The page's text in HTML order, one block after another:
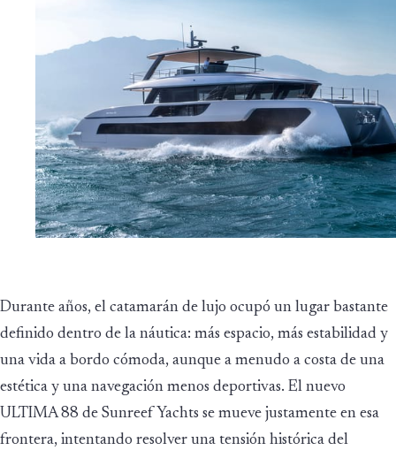
Durante años, el catamarán de lujo ocupó un lugar bastante
definido dentro de la náutica: más espacio, más estabilidad y
una vida a bordo cómoda, aunque a menudo a costa de una
estética y una navegación menos deportivas. El nuevo
ULTIMA 88 de Sunreef Yachts se mueve justamente en esa
frontera, intentando resolver una tensión histórica del